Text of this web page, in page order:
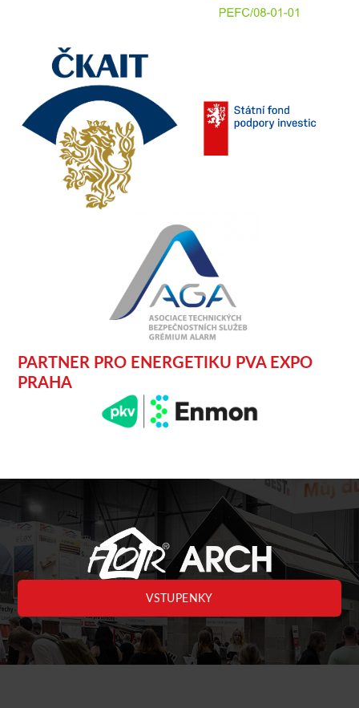
PARTNER PRO ENERGETIKU PVA EXPO
PRAHA
VSTUPENKY